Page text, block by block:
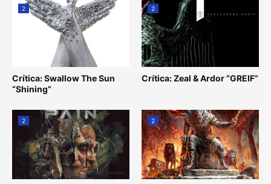
2
Crítica: Swallow The Sun
“Shining”
2
Crítica: Zeal & Ardor “GREIF”
2 2